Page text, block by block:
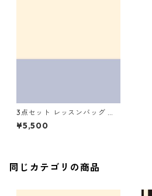
3点セット レッスンバッグ シ
ューズバッグ コップ袋 ネイビ
ー×キナリ
¥5,500
同じカテゴリの商品